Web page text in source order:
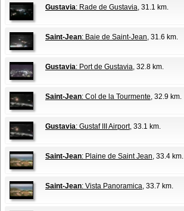
Gustavia: Rade de Gustavia, 31.1 km.
Saint-Jean: Baie de Saint-Jean, 31.6 km.
Gustavia: Port de Gustavia, 32.8 km.
Saint-Jean: Col de la Tourmente, 32.9 km.
Gustavia: Gustaf III Airport, 33.1 km.
Saint-Jean: Plaine de Saint Jean, 33.4 km.
Saint-Jean: Vista Panoramica, 33.7 km.